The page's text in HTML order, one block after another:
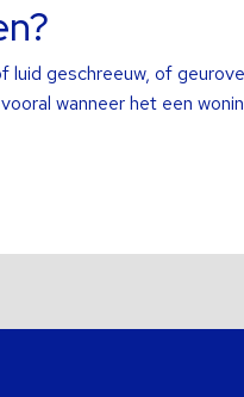
luid geschreeuw, of
wanneer het een